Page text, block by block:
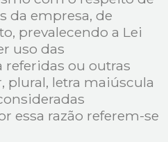
da empresa, de
prevalecendo a Lei
uso das
ou outras
plural, letra maiúscula
essa razão referem-se